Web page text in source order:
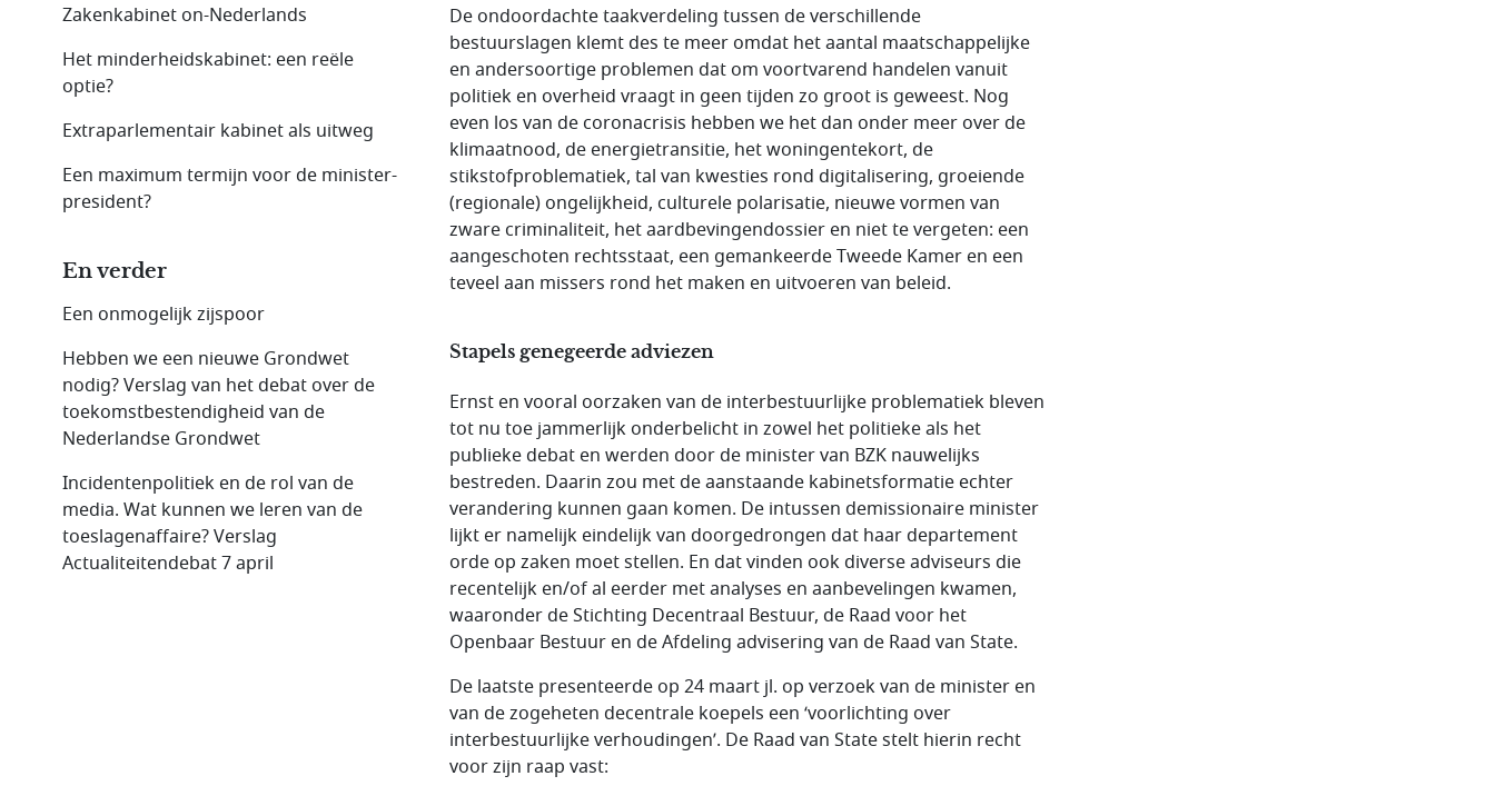
De ondoordachte taakverdeling tussen de verschillende
bestuurslagen klemt des te meer omdat het aantal maatschappelijke
en andersoortige problemen dat om voortvarend handelen vanuit
politiek en overheid vraagt in geen tijden zo groot is geweest. Nog
even los van de coronacrisis hebben we het dan onder meer over de
klimaatnood, de energietransitie, het woningentekort, de
stikstofproblematiek, tal van kwesties rond digitalisering, groeiende
(regionale) ongelijkheid, culturele polarisatie, nieuwe vormen van
zware criminaliteit, het aardbevingendossier en niet te vergeten: een
aangeschoten rechtsstaat, een gemankeerde Tweede Kamer en een
teveel aan missers rond het maken en uitvoeren van beleid.
Stapels genegeerde adviezen
Ernst en vooral oorzaken van de interbestuurlijke problematiek bleven
tot nu toe jammerlijk onderbelicht in zowel het politieke als het
publieke debat en werden door de minister van BZK nauwelijks
bestreden. Daarin zou met de aanstaande kabinetsformatie echter
verandering kunnen gaan komen. De intussen demissionaire minister
lijkt er namelijk eindelijk van doorgedrongen dat haar departement
orde op zaken moet stellen. En dat vinden ook diverse adviseurs die
recentelijk en/of al eerder met analyses en aanbevelingen kwamen,
waaronder de Stichting Decentraal Bestuur, de Raad voor het
Openbaar Bestuur en de Afdeling advisering van de Raad van State.
De laatste presenteerde op 24 maart jl. op verzoek van de minister en
van de zogeheten decentrale koepels een ‘voorlichting over
interbestuurlijke verhoudingen’. De Raad van State stelt hierin recht
voor zijn raap vast:
Zakenkabinet on-Nederlands
Het minderheidskabinet: een reële
optie?
Extraparlementair kabinet als uitweg
Een maximum termijn voor de minister-
president?
En verder
Een onmogelijk zijspoor
Hebben we een nieuwe Grondwet
nodig? Verslag van het debat over de
toekomstbestendigheid van de
Nederlandse Grondwet
Incidentenpolitiek en de rol van de
media. Wat kunnen we leren van de
toeslagenaffaire? Verslag
Actualiteitendebat 7 april